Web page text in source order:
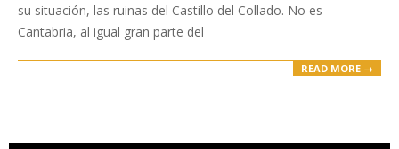
su situación, las ruinas del Castillo del Collado. No es
Cantabria, al igual gran parte del
READ MORE →